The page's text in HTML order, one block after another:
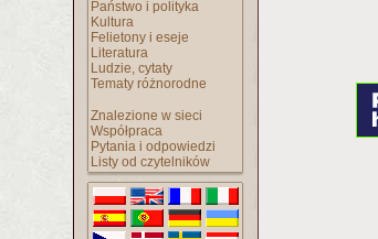
Państwo i polityka
Kultura
Felietony i eseje
Literatura
Ludzie, cytaty
Tematy różnorodne
Znalezione w sieci
Współpraca
Pytania i odpowiedzi
Listy od czytelników